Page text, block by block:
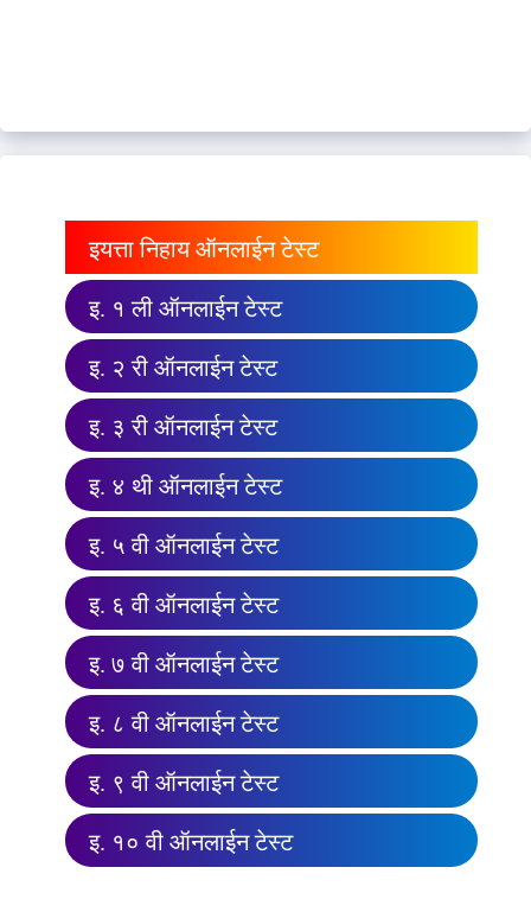
इयत्ता निहाय ऑनलाईन टेस्ट
इ. १ ली ऑनलाईन टेस्ट
इ. २ री ऑनलाईन टेस्ट
इ. ३ री ऑनलाईन टेस्ट
इ. ४ थी ऑनलाईन टेस्ट
इ. ५ वी ऑनलाईन टेस्ट
इ. ६ वी ऑनलाईन टेस्ट
इ. ७ वी ऑनलाईन टेस्ट
इ. ८ वी ऑनलाईन टेस्ट
इ. ९ वी ऑनलाईन टेस्ट
इ. १० वी ऑनलाईन टेस्ट